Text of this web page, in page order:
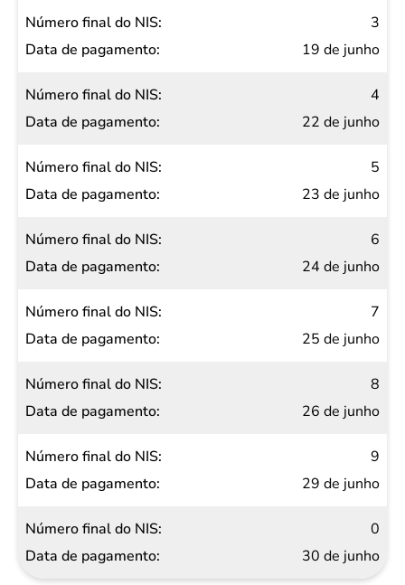
3
19 de junho
4
22 de junho
5
23 de junho
6
24 de junho
7
25 de junho
8
26 de junho
9
29 de junho
0
30 de junho